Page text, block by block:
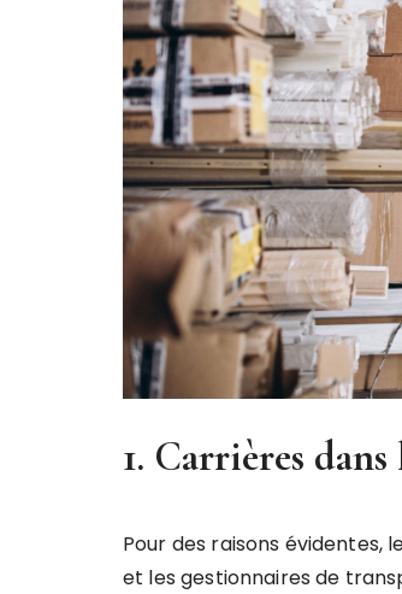
1. Carrières
Pour des raisons évidentes,
et les gestionnaires de